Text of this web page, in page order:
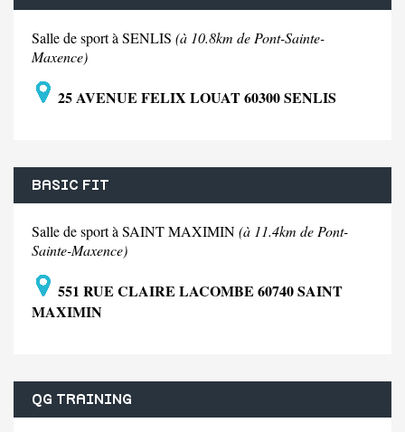
Salle de sport à SENLIS (à 10.8km de Pont-Sainte-
Maxence)
25 AVENUE FELIX LOUAT 60300 SENLIS
BASIC FIT
Salle de sport à SAINT MAXIMIN(à 11.4km de Pont-
Sainte-Maxence)
551 RUE CLAIRE LACOMBE 60740 SAINT
MAXIMIN
QG TRAINING